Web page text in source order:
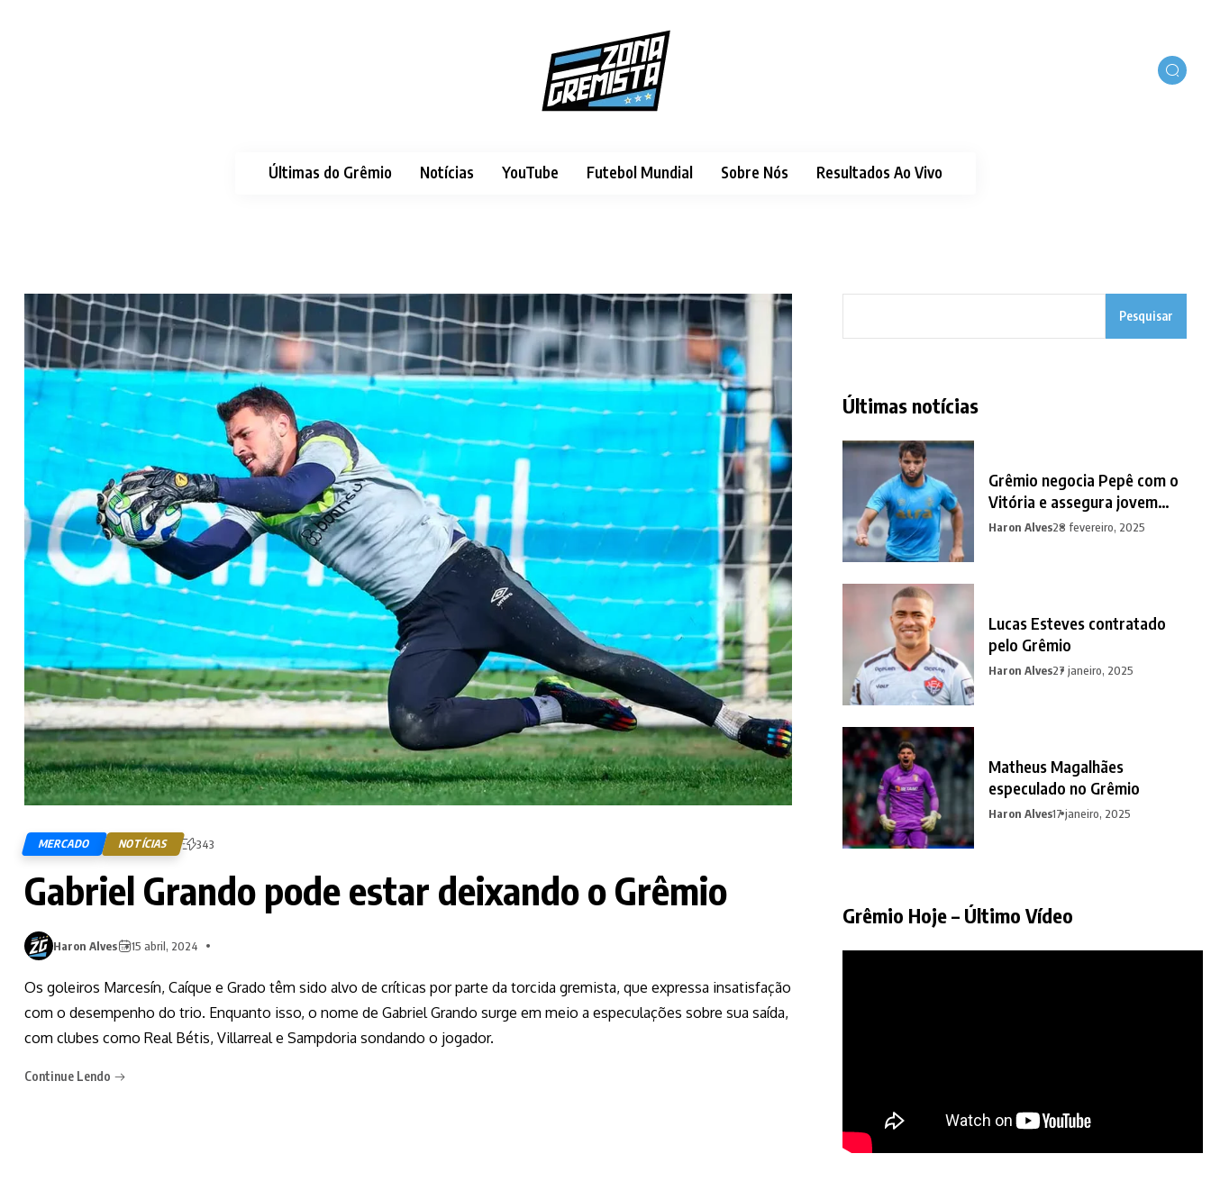
Últimas do Grêmio Notícias YouTube Futebol Mundial Sobre Nós Resultados Ao Vivo
MERCADO NOTÍCIAS 343
Gabriel Grando pode estar deixando o Grêmio
Haron Alves 15 abril, 2024
Os goleiros Marcesín, Caíque e Grado têm sido alvo de críticas por parte da torcida gremista, que expressa insatisfação
com o desempenho do trio. Enquanto isso, o nome de Gabriel Grando surge em meio a especulações sobre sua saída,
com clubes como Real Bétis, Villarreal e Sampdoria sondando o jogador.
Continue Lendo
Pesquisar
Últimas notícias
Grêmio negocia Pepê com o
Vitória e assegura jovem
promessa em contrapartida
Haron Alves28 fevereiro, 2025
Lucas Esteves contratado
pelo Grêmio
Haron Alves27 janeiro, 2025
Matheus Magalhães
especulado no Grêmio
Haron Alves17 janeiro, 2025
Grêmio Hoje – Último Vídeo